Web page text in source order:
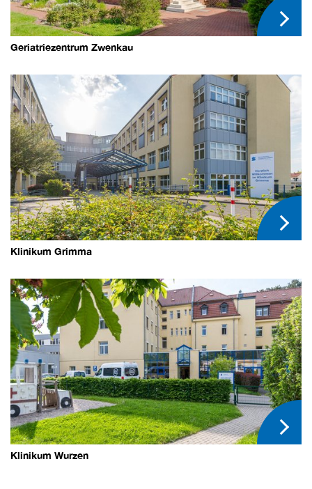
Geriatriezentrum Zwenkau
Klinikum Grimma
Klinikum Wurzen